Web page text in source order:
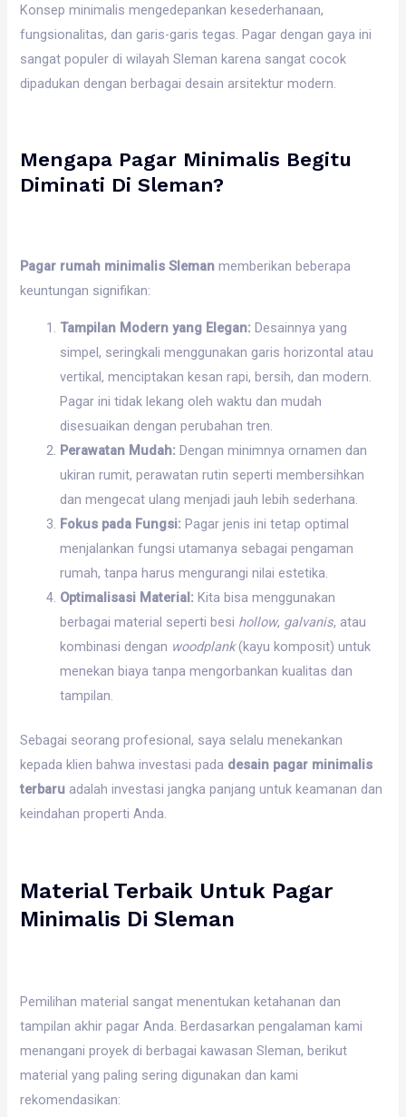
Konsep minimalis mengedepankan kesederhanaan,
fungsionalitas, dan garis-garis tegas. Pagar dengan gaya ini
sangat populer di wilayah Sleman karena sangat cocok
dipadukan dengan berbagai desain arsitektur modern.
Mengapa Pagar Minimalis Begitu
Diminati Di Sleman?
Pagar rumah minimalis Sleman memberikan beberapa
keuntungan signifikan:
Tampilan Modern yang Elegan: Desainnya yang
simpel, seringkali menggunakan garis horizontal atau
vertikal, menciptakan kesan rapi, bersih, dan modern.
Pagar ini tidak lekang oleh waktu dan mudah
disesuaikan dengan perubahan tren.
Perawatan Mudah: Dengan minimnya ornamen dan
ukiran rumit, perawatan rutin seperti membersihkan
dan mengecat ulang menjadi jauh lebih sederhana.
Fokus pada Fungsi: Pagar jenis ini tetap optimal
menjalankan fungsi utamanya sebagai pengaman
rumah, tanpa harus mengurangi nilai estetika.
Optimalisasi Material: Kita bisa menggunakan
berbagai material seperti besi hollow, galvanis, atau
kombinasi dengan woodplank(kayu komposit) untuk
menekan biaya tanpa mengorbankan kualitas dan
tampilan.
Sebagai seorang profesional, saya selalu menekankan
kepada klien bahwa investasi pada desain pagar minimalis
terbaru adalah investasi jangka panjang untuk keamanan dan
keindahan properti Anda.
Material Terbaik Untuk Pagar
Minimalis Di Sleman
Pemilihan material sangat menentukan ketahanan dan
tampilan akhir pagar Anda. Berdasarkan pengalaman kami
menangani proyek di berbagai kawasan Sleman, berikut
material yang paling sering digunakan dan kami
rekomendasikan: